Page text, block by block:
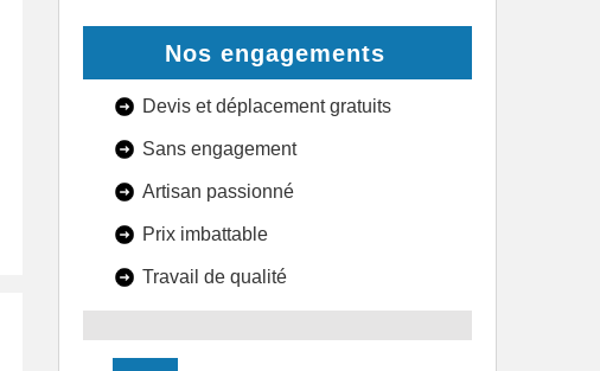
Nos engagements
Devis et déplacement gratuits
Sans engagement
Artisan passionné
Prix imbattable
Travail de qualité